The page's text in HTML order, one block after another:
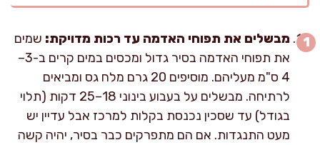
מבשלים את תפוחי האדמה עד רכות מדויקת: שמים
את תפוחי האדמה בסיר גדול ומכסים במים קרים ב-3–
4 ס"מ מעליהם. מוסיפים 20 גרם מלח גס ומביאים
לרתיחה. מבשלים על בעבוע בינוני 18–25 דקות (תלוי
בגודל) עד שסכין נכנסת בקלות למרכז אבל עדיין יש
מעט התנגדות. אם הם מתפרקים כבר בסיר, יהיה קשה